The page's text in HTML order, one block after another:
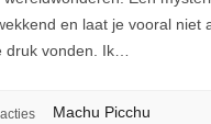
en laat je vooral niet
vonden. Ik…
Machu Picchu